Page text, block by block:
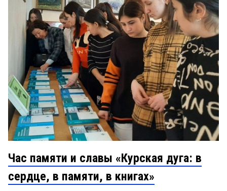
Час памяти и славы «Курская дуга: в
сердце, в памяти, в книгах»